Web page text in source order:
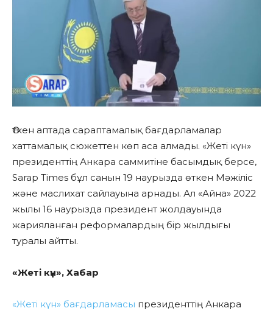
Өткен аптада сараптамалық бағдарламалар
хаттамалық сюжеттен көп аса алмады. «Жеті күн»
президенттің Анкара саммитіне басымдық берсе,
Sarap Times бұл санын 19 наурызда өткен Мәжіліс
және маслихат сайлауына арнады. Ал «Айна» 2022
жылы 16 наурызда президент жолдауында
жарияланған реформалардың бір жылдығы
туралы айтты.
«Жеті күн», Хабар
«Жеті күн» бағдарламасы президенттің Анкара